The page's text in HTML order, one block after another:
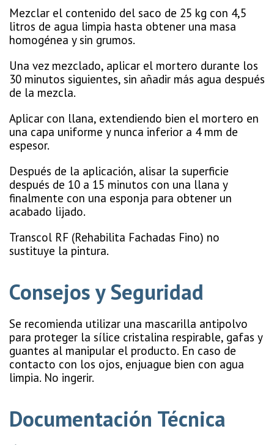
Mezclar el contenido del saco de 25 kg con 4,5
litros de agua limpia hasta obtener una masa
homogénea y sin grumos.
Una vez mezclado, aplicar el mortero durante los
30 minutos siguientes, sin añadir más agua después
de la mezcla.
Aplicar con llana, extendiendo bien el mortero en
una capa uniforme y nunca inferior a 4 mm de
espesor.
Después de la aplicación, alisar la superficie
después de 10 a 15 minutos con una llana y
finalmente con una esponja para obtener un
acabado lijado.
Transcol RF (Rehabilita Fachadas Fino) no
sustituye la pintura.
Consejos y Seguridad
Se recomienda utilizar una mascarilla antipolvo
para proteger la sílice cristalina respirable, gafas y
guantes al manipular el producto. En caso de
contacto con los ojos, enjuague bien con agua
limpia. No ingerir.
Documentación Técnica